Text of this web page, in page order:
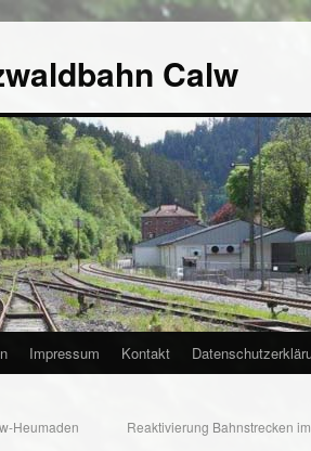
Calw
Impressum Kontakt
Heumaden
Reaktivierung Bahnstrecken